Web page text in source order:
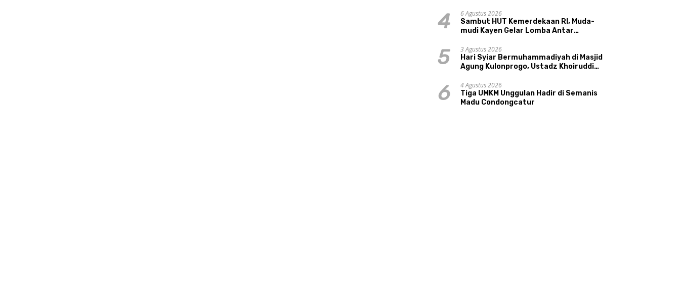
4
6 Agustus 2026
Sambut HUT Kemerdekaan RI, Muda-
mudi Kayen Gelar Lomba Antar
5
3 Agustus 2026
Hari Syiar Bermuhammadiyah di Masjid
Agung Kulonprogo, Ustadz Khoiruddin
Sakinah Adalah Agama
6
4 Agustus 2026
Tiga UMKM Unggulan Hadir di Semanis
Madu Condongcatur